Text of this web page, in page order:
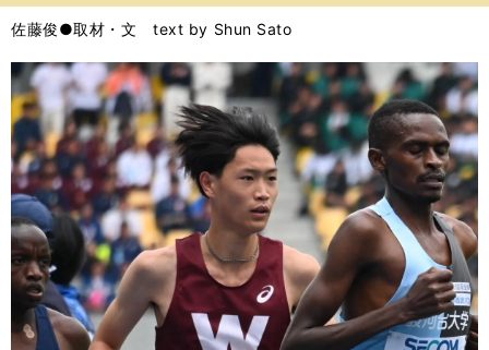
バ
佐藤俊●取材・文 text by Shun Sato